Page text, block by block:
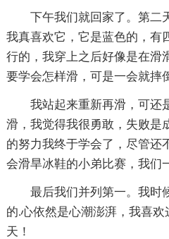
下午我们就回家了。第二
我真喜欢它，它是蓝色的，有
行的，我穿上之后好像是在滑
要学会怎样滑，可是一会就摔
我站起来重新再滑，可还
滑，我觉得我很勇敢，失败是
的努力我终于学会了，尽管还
会滑旱冰鞋的小弟比赛，我们
最后我们并列第一。我时
的.心依然是心潮澎湃，我喜
天！